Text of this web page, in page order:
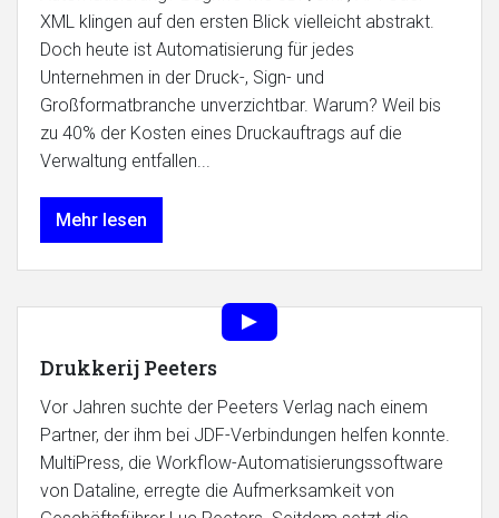
XML klingen auf den ersten Blick vielleicht abstrakt.
Doch heute ist Automatisierung für jedes
Unternehmen in der Druck-, Sign- und
Großformatbranche unverzichtbar. Warum? Weil bis
zu 40% der Kosten eines Druckauftrags auf die
Verwaltung entfallen...
Mehr lesen
Drukkerij Peeters
Vor Jahren suchte der Peeters Verlag nach einem
Partner, der ihm bei JDF-Verbindungen helfen konnte.
MultiPress, die Workflow-Automatisierungssoftware
von Dataline, erregte die Aufmerksamkeit von